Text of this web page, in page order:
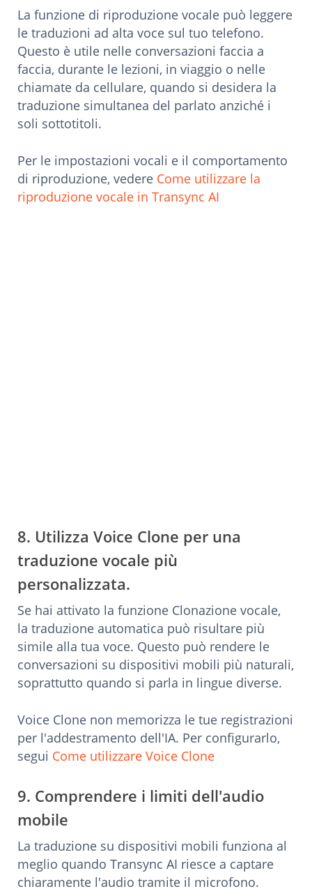
La funzione di riproduzione vocale può leggere
le traduzioni ad alta voce sul tuo telefono.
Questo è utile nelle conversazioni faccia a
faccia, durante le lezioni, in viaggio o nelle
chiamate da cellulare, quando si desidera la
traduzione simultanea del parlato anziché i
soli sottotitoli.
Per le impostazioni vocali e il comportamento
di riproduzione, vedere Come utilizzare la
riproduzione vocale in Transync AI
8. Utilizza Voice Clone per una
traduzione vocale più
personalizzata.
Se hai attivato la funzione Clonazione vocale,
la traduzione automatica può risultare più
simile alla tua voce. Questo può rendere le
conversazioni su dispositivi mobili più naturali,
soprattutto quando si parla in lingue diverse.
Voice Clone non memorizza le tue registrazioni
per l'addestramento dell'IA. Per configurarlo,
segui Come utilizzare Voice Clone
9. Comprendere i limiti dell'audio
mobile
La traduzione su dispositivi mobili funziona al
meglio quando Transync AI riesce a captare
chiaramente l'audio tramite il microfono.